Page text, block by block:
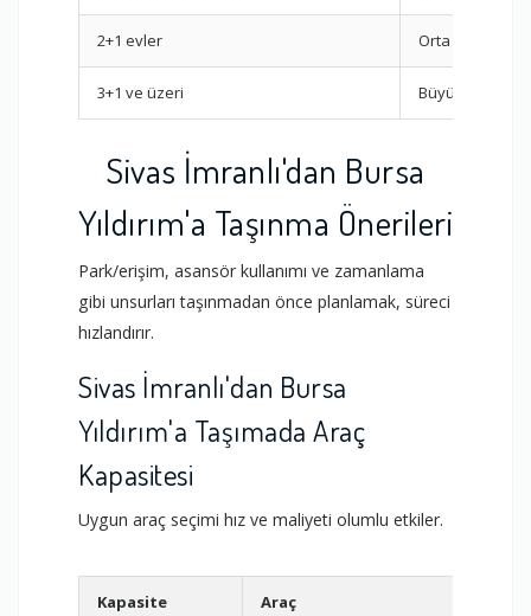
2+1 evler Orta Kamyon
3+1 ve üzeri Büyük Kamyon
Sivas İmranlı'dan Bursa
Yıldırım'a Taşınma Önerileri
Park/erişim, asansör kullanımı ve zamanlama
gibi unsurları taşınmadan önce planlamak, süreci
hızlandırır.
Sivas İmranlı'dan Bursa
Yıldırım'a Taşımada Araç
Kapasitesi
Uygun araç seçimi hız ve maliyeti olumlu etkiler.
Kapasite Araç